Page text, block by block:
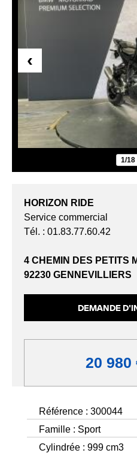
‹
1/18
HORIZON RIDE
Service commercial
Tél. : 01.83.77.60.42
4 CHEMIN DES PETITS
92230 GENNEVILLIERS
DEMANDE
20 980
Référence : 300044
Famille : Sport
Cylindrée : 999 cm3